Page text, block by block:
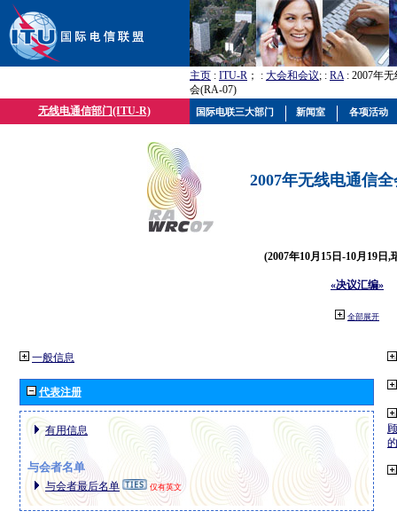
主页 : ITU-R ； : 大会和会议; : RA: 2007年
会(RA-07)
无线电通信部门(ITU-R)
2007年无线电通信
(2007年10月15日-10月19日,
«决议汇编»
全部展开
一般信息
代表注册
有用信息
与会者名单
与会者最后名单 仅有英文
国际电联三大部门 新闻室 各项活动